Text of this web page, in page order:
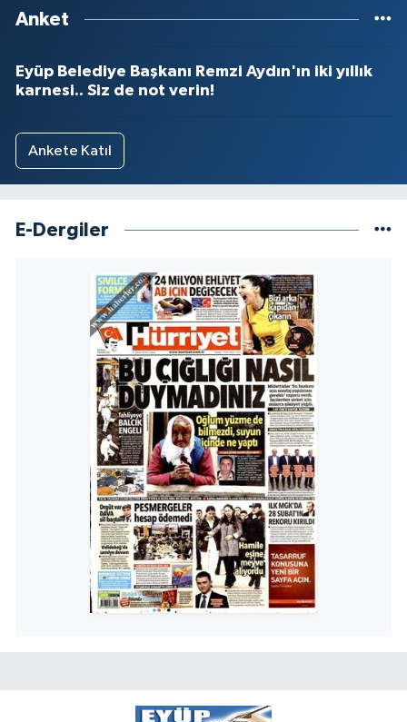
Anket
Eyüp Belediye Başkanı Remzi Aydın'ın iki yıllık
karnesi.. Siz de not verin!
Ankete Katıl
E-Dergiler